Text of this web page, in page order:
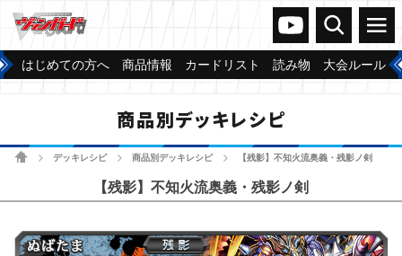
ヴァンガードch
検索 メニュー
はじめての方へ 商品情報 カードリスト 読み物 大会ルール
商品別デッキレシピ
ホームデッキレシピ 商品別デッキレシピ 【残影】不知火流奥義・残影ノ剣
【残影】不知火流奥義・残影ノ剣